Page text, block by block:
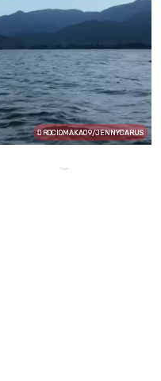
ROCIOMAKA09/JENNYCARUS